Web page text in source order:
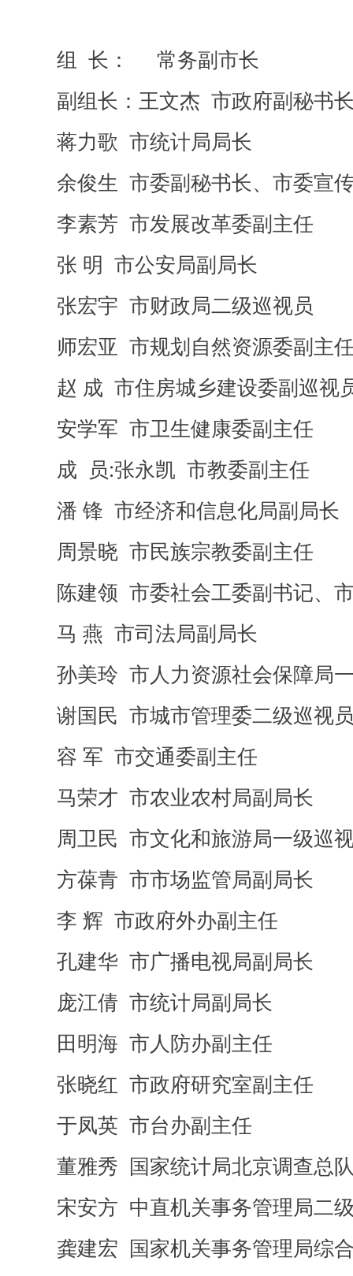
组 长： 常务副市长
副组长：王文杰 市政府副秘书
蒋力歌 市统计局局长
余俊生 市委副秘书长、市委宣
李素芳 市发展改革委副主任
张 明 市公安局副局长
张宏宇 市财政局二级巡视员
师宏亚 市规划自然资源委副主
赵 成 市住房城乡建设委副巡视
安学军 市卫生健康委副主任
成 员:张永凯 市教委副主任
潘 锋 市经济和信息化局副局长
周景晓 市民族宗教委副主任
陈建领 市委社会工委副书记、市
马 燕 市司法局副局长
孙美玲 市人力资源社会保障局
谢国民 市城市管理委二级巡视
容 军 市交通委副主任
马荣才 市农业农村局副局长
周卫民 市文化和旅游局一级巡
方葆青 市市场监管局副局长
李 辉 市政府外办副主任
孔建华 市广播电视局副局长
庞江倩 市统计局副局长
田明海 市人防办副主任
张晓红 市政府研究室副主任
于凤英 市台办副主任
董雅秀 国家统计局北京调查总
宋安方 中直机关事务管理局二
龚建宏 国家机关事务管理局综